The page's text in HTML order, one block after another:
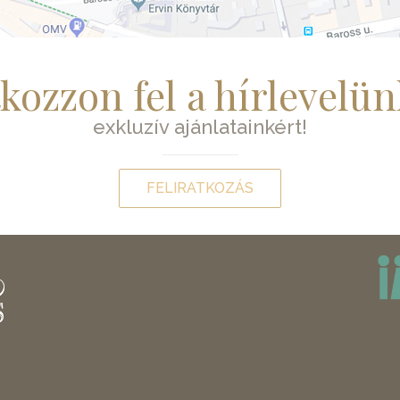
fel a
exkluzív ajánlatainkért!
FELIRATKOZÁS